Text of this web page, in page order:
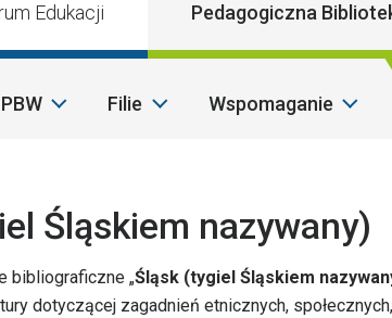
Edukacji Pedagogiczna
PBW Filie Wspomaganie
Śląskiem nazywany)
bibliograficzne „Śląsk (tygiel Śląskiem
dotyczącej zagadnień etnicznych,